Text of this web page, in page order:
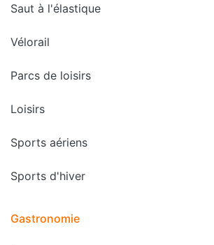
Saut à l'élastique
Vélorail
Parcs de loisirs
Loisirs
Sports aériens
Sports d'hiver
Gastronomie